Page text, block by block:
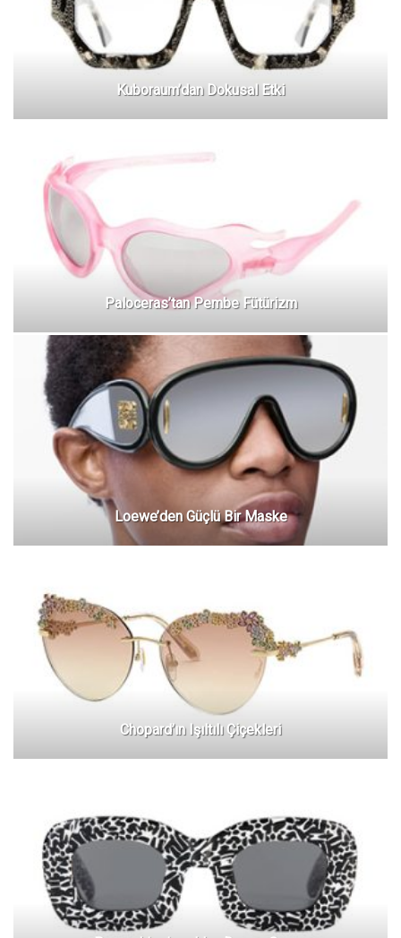
Kuboraum’dan Dokusal Etki
Paloceras’tan Pembe Fütürizm
Loewe’den Güçlü Bir Maske
Chopard’ın Işıltılı Çiçekleri